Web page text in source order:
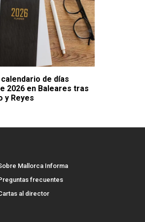
de días
2026 en Baleares tras
y Reyes
Mallorca Informa
frecuentes
al director